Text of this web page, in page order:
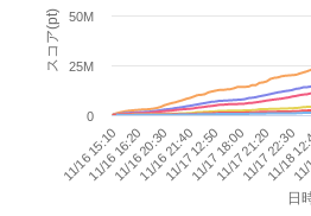
日
スコア(pt)
11/16 15:1011/16 20:3011/17 12:5011/17 21:2011/18
11/16 16:2011/16 21:4011/17 18:0011/17 22:30
0
50M
25M